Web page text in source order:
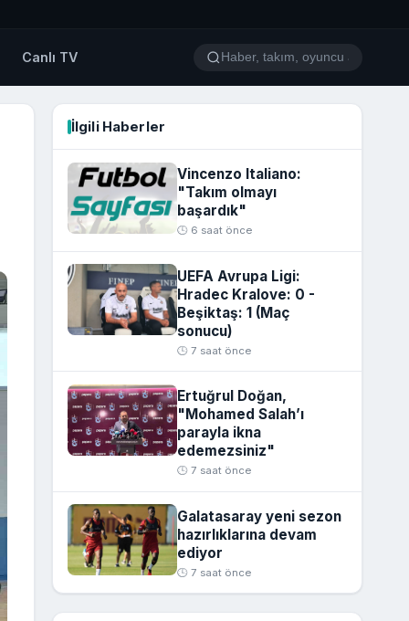
Canlı TV
İlgili Haberler
Vincenzo Italiano:
"Takım olmayı
başardık"
🕒 6 saat önce
UEFA Avrupa Ligi:
Hradec Kralove: 0 -
Beşiktaş: 1 (Maç
sonucu)
🕒 7 saat önce
Ertuğrul Doğan,
"Mohamed Salah’ı
parayla ikna
edemezsiniz"
🕒 7 saat önce
Galatasaray yeni sezon
hazırlıklarına devam
ediyor
🕒 7 saat önce